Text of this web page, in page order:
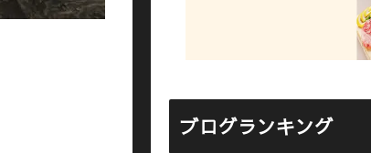
ブログランキング